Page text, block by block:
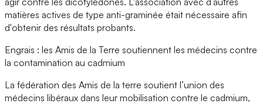
matières actives de type anti-graminée était nécessaire afin
d'obtenir des résultats probants.
Engrais : les Amis de la Terre soutiennent les médecins contre
la contamination au cadmium
La fédération des Amis de la terre soutient l’union des
médecins libéraux dans leur mobilisation contre le cadmium,